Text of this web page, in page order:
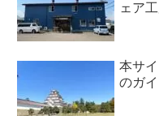
ェア
本サ
のガ